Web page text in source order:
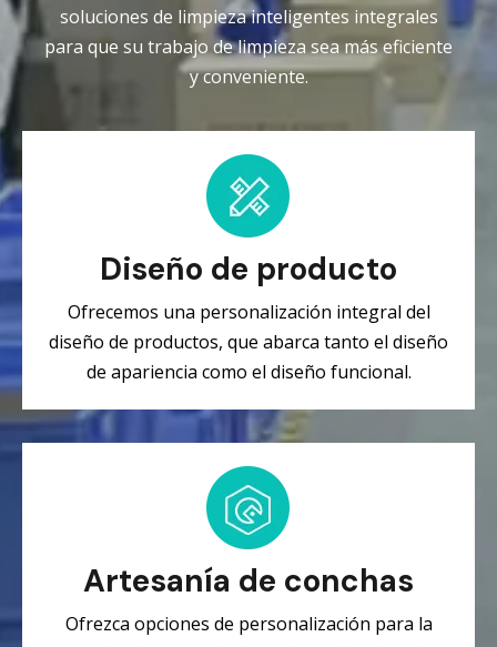
soluciones de limpieza inteligentes integrales
para que su trabajo de limpieza sea más eficiente
y conveniente.
Diseño de producto
Ofrecemos una personalización integral del
diseño de productos, que abarca tanto el diseño
de apariencia como el diseño funcional.
Artesanía de conchas
Ofrezca opciones de personalización para la